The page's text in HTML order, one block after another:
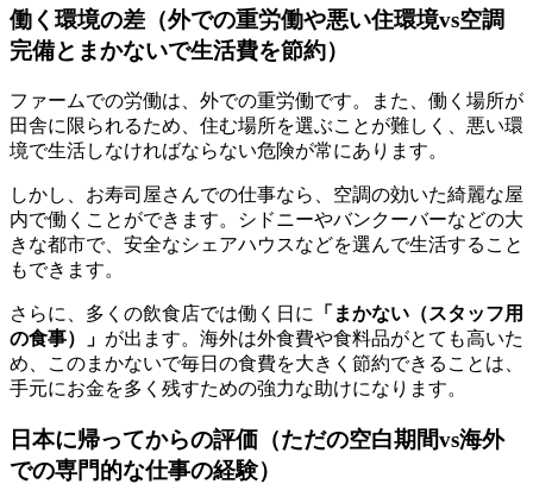
働く環境の差（外での重労働や悪い住環境vs空調
完備とまかないで生活費を節約）
ファームでの労働は、外での重労働です。また、働く場所が
田舎に限られるため、住む場所を選ぶことが難しく、悪い環
境で生活しなければならない危険が常にあります。
しかし、お寿司屋さんでの仕事なら、空調の効いた綺麗な屋
内で働くことができます。シドニーやバンクーバーなどの大
きな都市で、安全なシェアハウスなどを選んで生活すること
もできます。
さらに、多くの飲食店では働く日に
「まかない（スタッフ用
の食事）」 が出ます。海外は外食費や食料品がとても高いた
め、このまかないで毎日の食費を大きく節約できることは、
手元にお金を多く残すための強力な助けになります。
日本に帰ってからの評価（ただの空白期間vs海外
での専門的な仕事の経験）